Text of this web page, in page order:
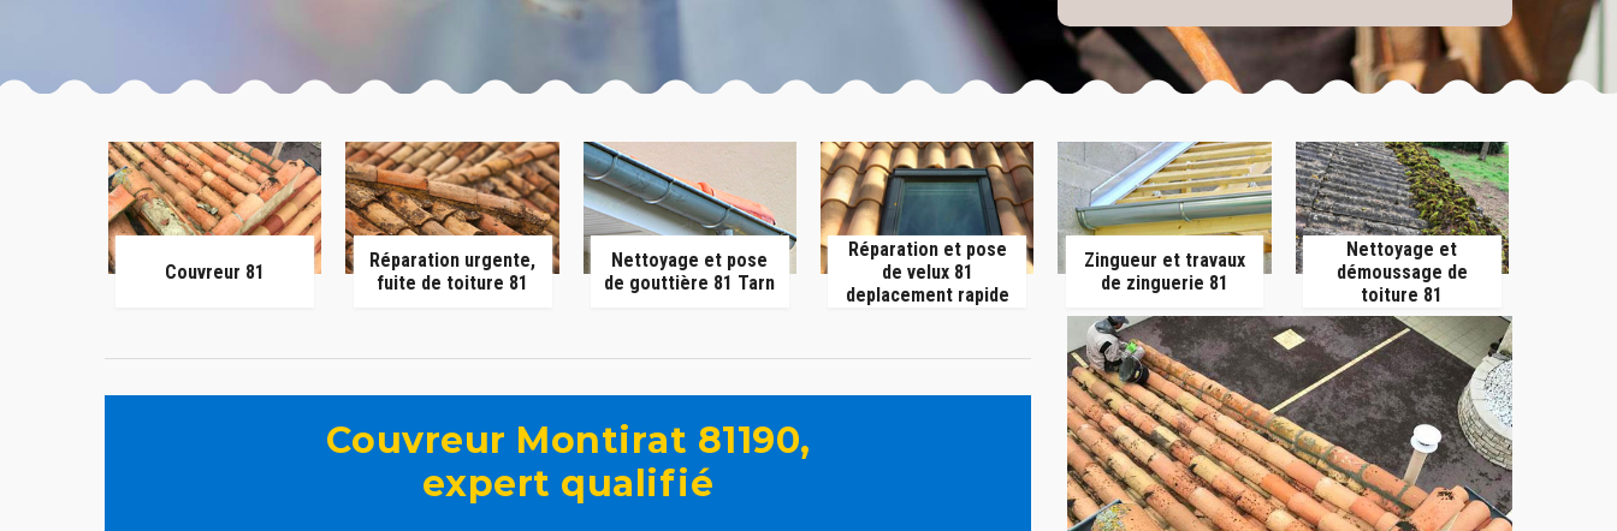
Couvreur 81
Réparation urgente,
fuite de toiture 81
Nettoyage et pose
de gouttière 81 Tarn
Réparation et pose
de velux 81
deplacement rapide
Zingueur et travaux
de zinguerie 81
Nettoyage et
démoussage de
toiture 81
Couvreur Montirat 81190,
expert qualifié